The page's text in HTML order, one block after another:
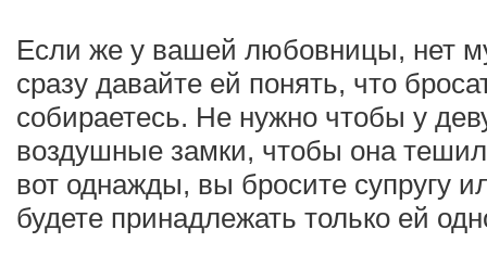
Если же у вашей любовницы, нет
сразу давайте ей понять, что
собираетесь. Не нужно чтобы у
воздушные замки, чтобы она
вот однажды, вы бросите супругу
будете принадлежать только ей